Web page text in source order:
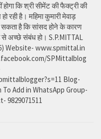
होगा कि श्री सीमेंट की फैक्ट्री की
रही है। महिमा कुमारी मेवाड़
है कि सांसद होने के कारण
से अच्छे संबंध हो। S.P.MITTAL
Website- www.spmittal.in
SPMittalblog
Blog-
Add in WhatsApp Group-
9829071511